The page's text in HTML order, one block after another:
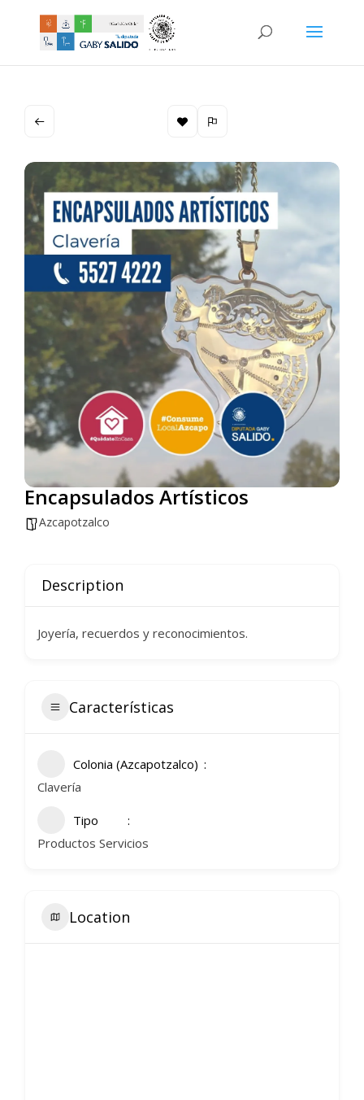
Encapsulados Artísticos
Azcapotzalco
Description
Joyería, recuerdos y reconocimientos.
Características
Colonia (Azcapotzalco)
Clavería
Tipo
Productos Servicios
Location